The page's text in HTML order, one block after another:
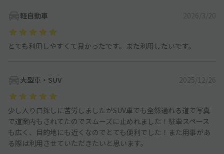
軽自動車 2026/3/20
とても利用しやすくて良かったです。また利用したいです。
大型車・SUV 2025/12/26
少し入り口探しに苦労しましたがSUV車でも全然通れる道で写真
で道案内もされてたのでスムーズに止めれました！駐車スペース
も広く、目的地にも近くなのでとても便利でした！また用事があ
る際は利用させていただきたいと思います。